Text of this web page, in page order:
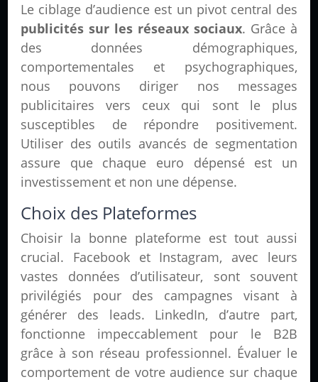
Le ciblage d’audience est un pivot central des
publicités sur les réseaux sociaux. Grâce à
des données démographiques,
comportementales et psychographiques,
nous pouvons diriger nos messages
publicitaires vers ceux qui sont le plus
susceptibles de répondre positivement.
Utiliser des outils avancés de segmentation
assure que chaque euro dépensé est un
investissement et non une dépense.
Choix des Plateformes
Choisir la bonne plateforme est tout aussi
crucial. Facebook et Instagram, avec leurs
vastes données d’utilisateur, sont souvent
privilégiés pour des campagnes visant à
générer des leads. LinkedIn, d’autre part,
fonctionne impeccablement pour le B2B
grâce à son réseau professionnel. Évaluer le
comportement de votre audience sur chaque